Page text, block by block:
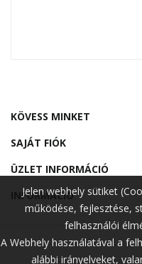
KÖVESS MINKET
SAJÁT FIÓK
ÜZLET INFORMÁCIÓ
INFORMÁCIÓ
Jelen webhely sütiket
működése, fejlesztése,
felhasználói
A Webhely használatával a
alábbi irányelveket,